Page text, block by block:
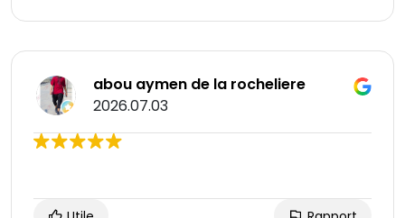
abou aymen de la rocheliere
2026.07.03